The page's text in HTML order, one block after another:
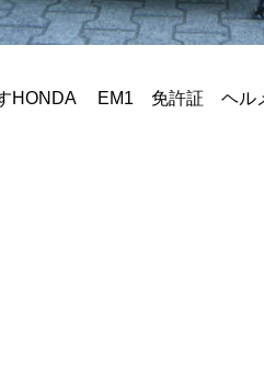
すHONDA EM1 免許証 ヘル